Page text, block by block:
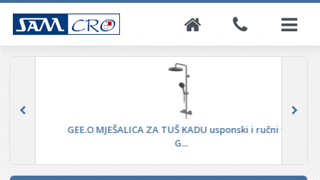
GEE.O MJEŠALICA ZA TUŠ KADU usponski i ručni tuš